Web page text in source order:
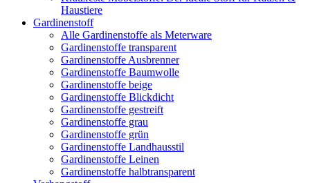
Haustiere
Gardinenstoff
Alle Gardinenstoffe als Meterware
Gardinenstoffe transparent
Gardinenstoffe Ausbrenner
Gardinenstoffe Baumwolle
Gardinenstoffe beige
Gardinenstoffe Blickdicht
Gardinenstoffe gestreift
Gardinenstoffe grau
Gardinenstoffe grün
Gardinenstoffe Landhausstil
Gardinenstoffe Leinen
Gardinenstoffe halbtransparent